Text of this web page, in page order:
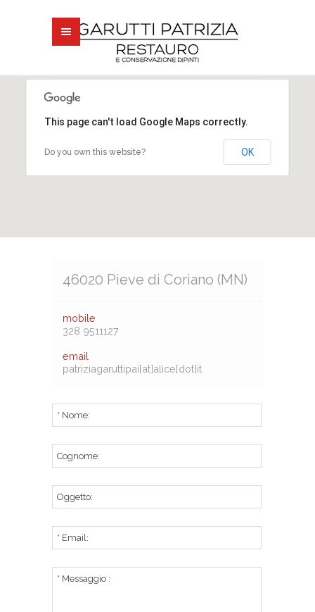
Menu
This page can't load Google Maps correctly.
Do you own this website? OK
46020 Pieve di Coriano (MN)
mobile
328 9511127
email
patriziagaruttipai[at]alice[dot]it
* Nome:
Cognome:
Oggetto:
* Email:
* Messaggio :